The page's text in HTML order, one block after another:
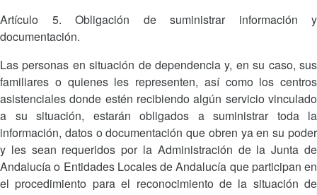
Artículo 5. Obligación de suministrar información y
documentación.
Las personas en situación de dependencia y, en su caso, sus
familiares o quienes les representen, así como los centros
asistenciales donde estén recibiendo algún servicio vinculado
a su situación, estarán obligados a suministrar toda la
información, datos o documentación que obren ya en su poder
y les sean requeridos por la Administración de la Junta de
Andalucía o Entidades Locales de Andalucía que participan en
el procedimiento para el reconocimiento de la situación de